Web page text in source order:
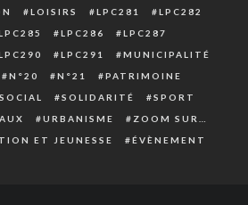
LOISIRS LPC281
LPC282
LPC286
LPC287
LPC291
MUNICIPALITÉ
N°20 N°21
PATRIMOINE
SOCIAL SOLIDARITÉ
SPORT
URBANISME
ZOOM SUR…
ET JEUNESSE ÉVÈNEMENT